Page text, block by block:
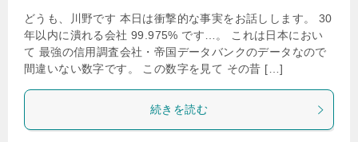
どうも、川野です 本日は衝撃的な事実をお話しします。 30
年以内に潰れる会社 99.975% です…。 これは日本におい
て 最強の信用調査会社・帝国データバンクのデータなので
間違いない数字です。 この数字を見て その昔 […]
続きを読む